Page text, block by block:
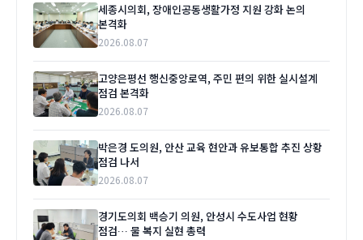
세종시의회, 장애인공동생활가정 지원 강화 논의
본격화
2026.08.07
고양은평선 행신중앙로역, 주민 편의 위한 실시설계
점검 본격화
2026.08.07
박은경 도의원, 안산 교육 현안과 유보통합 추진 상황
점검 나서
2026.08.07
경기도의회 백승기 의원, 안성시 수도사업 현황
점검… 물 복지 실현 총력